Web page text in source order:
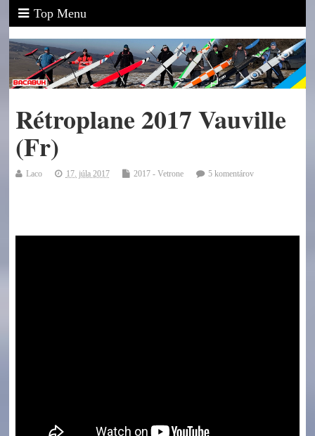
Top Menu
Rétroplane 2017 Vauville
(Fr)
Laco 17. júla 2017 2017 - Vetrone 5 komentárov